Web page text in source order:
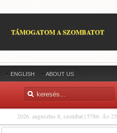
TÁMOGATOM A SZOMBATOT
ENGLISH ABOUT US
2026. augusztus 8, szombat | 5786. Áv 25